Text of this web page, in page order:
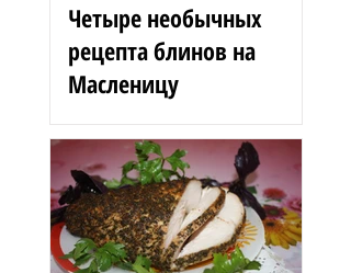
Четыре необычных
рецепта блинов на
Масленицу
Блинные розы 1,5 стакана
муки 200 г вишен 125 мл
сыворотки 100 г сгущенного
молока 2 яйца 3 ст. л.
растительного масла 1 ст. л.
сахара...